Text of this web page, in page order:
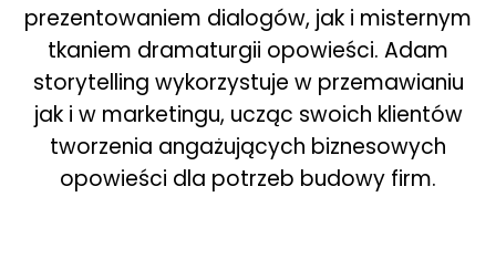
prezentowaniem dialogów, jak i misternym
tkaniem dramaturgii opowieści. Adam
storytelling wykorzystuje w przemawianiu
jak i w marketingu, ucząc swoich klientów
tworzenia angażujących biznesowych
opowieści dla potrzeb budowy firm.